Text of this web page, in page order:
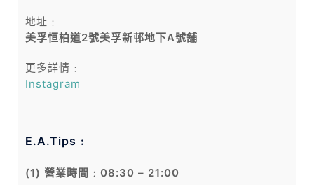
地址﹕
美孚恒柏道2號美孚新邨地下A號舖
更多詳情﹕
Instagram
E.A.Tips﹕
(1) 營業時間﹕08:30 – 21:00